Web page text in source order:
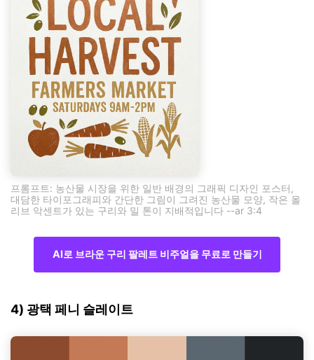
프롬프트: 농산물 시장을 위한 일반 배경의 그래픽 디자인 포스터,
대담한 타이포그래피와 간단한 그림이 그려진 농산물 모양, 작은 올
리브 악센트가 있는 구리와 밀 톤이 지배적입니다 --ar 3:4
AI로 브라운 구리 팔레트 비주얼을 무료로 만들기
4) 광택 페니 슬레이트